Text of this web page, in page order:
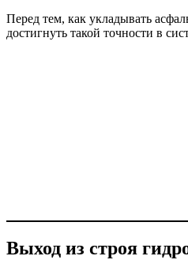
Перед тем, как укладывать
достигнуть такой точности в
Выход из строя